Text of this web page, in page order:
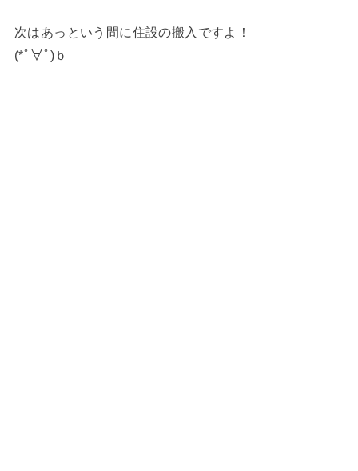
次はあっという間に住設の搬入ですよ！
(*ﾟ∀ﾟ)ｂ